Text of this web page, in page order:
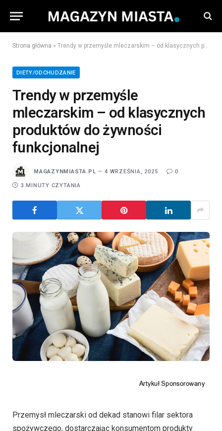
Strona główna » Trendy w przemyśle mleczarskim – od klasycznych produktów do żywności funkcjonalnej
DIETY/ODCHUDZANIE
Trendy w przemyśle
mleczarskim – od klasycznych
produktów do żywności
funkcjonalnej
MAGAZYNMIASTA.PL 4 WRZEŚNIA, 2025 0
3 MINUTY CZYTANIA
Przemysł mleczarski od dekad stanowi filar sektora
spożywczego, dostarczając konsumentom produkty